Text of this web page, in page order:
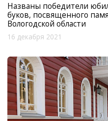
Названы победители
буков, посвященного
Вологодской области
16 декабря 2021